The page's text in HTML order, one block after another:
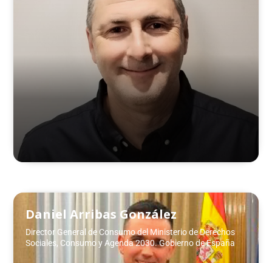
Daniel Arribas González
Director General de Consumo del Ministerio de Derechos
Sociales, Consumo y Agenda 2030. Gobierno de España